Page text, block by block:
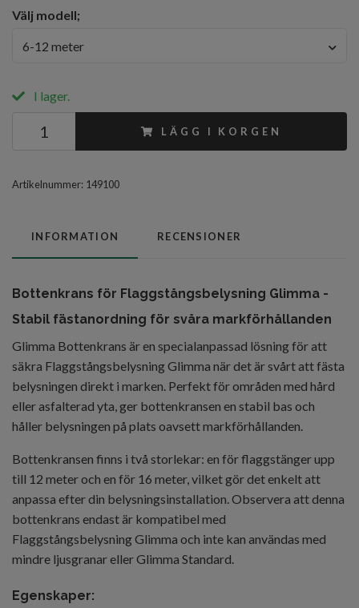
Välj modell;
6-12 meter
I lager.
LÄGG I KORGEN
Artikelnummer: 149100
INFORMATION RECENSIONER
Bottenkrans för Flaggstångsbelysning Glimma -
Stabil fästanordning för svåra markförhållanden
Glimma Bottenkrans är en specialanpassad lösning för att
säkra Flaggstångsbelysning Glimma när det är svårt att fästa
belysningen direkt i marken. Perfekt för områden med hård
eller asfalterad yta, ger bottenkransen en stabil bas och
håller belysningen på plats oavsett markförhållanden.
Bottenkransen finns i två storlekar: en för flaggstänger upp
till 12 meter och en för 16 meter, vilket gör det enkelt att
anpassa efter din belysningsinstallation. Observera att denna
bottenkrans endast är kompatibel med
Flaggstångsbelysning Glimma och inte kan användas med
mindre ljusgranar eller Glimma Standard.
Egenskaper: